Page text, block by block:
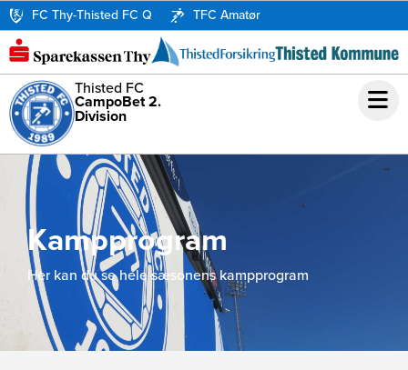
FC Thy-Thisted FC Q TFC Amatør
Thisted FC
CampoBet 2.
Division
Kampprogram
Her kan du se hele sæsonens kampprogram